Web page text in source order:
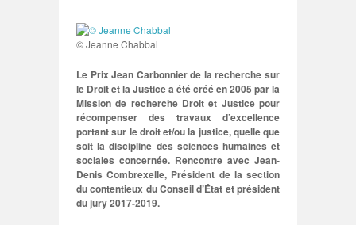
© Jeanne Chabbal
Le Prix Jean Carbonnier de la recherche sur
le Droit et la Justice a été créé en 2005 par la
Mission de recherche Droit et Justice pour
récompenser des travaux d’excellence
portant sur le droit et/ou la justice, quelle que
soit la discipline des sciences humaines et
sociales concernée. Rencontre avec Jean-
Denis Combrexelle, Président de la section
du contentieux du Conseil d’État et président
du jury 2017-2019.